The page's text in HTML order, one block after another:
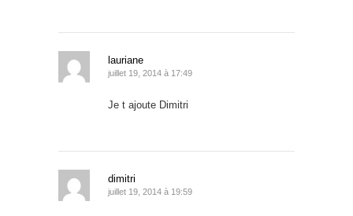
lauriane
juillet 19, 2014 à 17:49
Je t ajoute Dimitri
dimitri
juillet 19, 2014 à 19:59